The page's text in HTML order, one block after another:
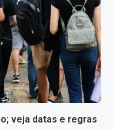
veja datas e regras